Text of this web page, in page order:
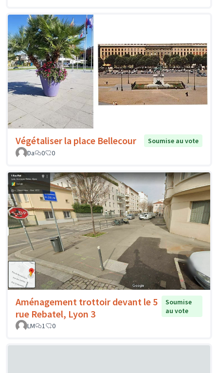
Végétaliser la place Bellecour
Soumise au vote
Da
0 0
Aménagement trottoir devant le 5
rue Rebatel, Lyon 3
Soumise
au vote
LM
1 0